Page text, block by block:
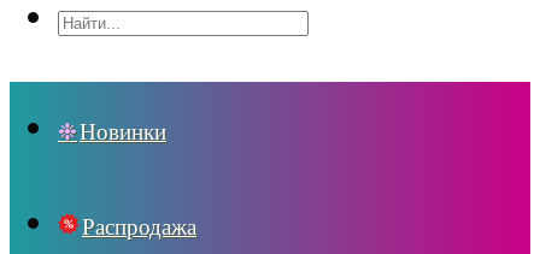
Новинки
Распродажа